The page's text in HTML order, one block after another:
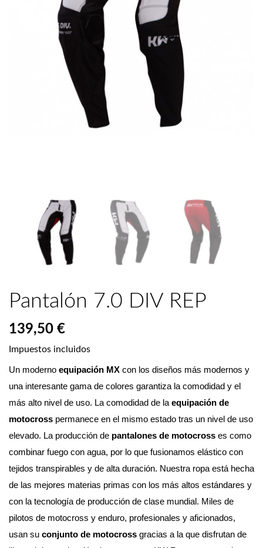
Pantalón 7.0 DIV REP
139,50 €
Impuestos incluidos
Un moderno equipación MX con los diseños más modernos y
una interesante gama de colores garantiza la comodidad y el
más alto nivel de uso. La comodidad de la equipación de
motocross permanece en el mismo estado tras un nivel de uso
elevado. La producción de pantalones de motocross es como
combinar fuego con agua, por lo que fusionamos elástico con
tejidos transpirables y de alta duración. Nuestra ropa está hecha
de las mejores materias primas con los más altos estándares y
con la tecnología de producción de clase mundial. Miles de
pilotos de motocross y enduro, profesionales y aficionados,
usan su conjunto de motocross gracias a la que disfrutan de